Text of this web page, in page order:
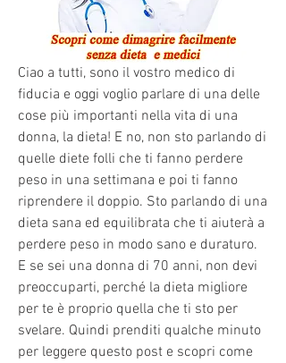
Ciao a tutti, sono il vostro medico di
fiducia e oggi voglio parlare di una delle
cose più importanti nella vita di una
donna, la dieta! E no, non sto parlando di
quelle diete folli che ti fanno perdere
peso in una settimana e poi ti fanno
riprendere il doppio. Sto parlando di una
dieta sana ed equilibrata che ti aiuterà a
perdere peso in modo sano e duraturo.
E se sei una donna di 70 anni, non devi
preoccuparti, perché la dieta migliore
per te è proprio quella che ti sto per
svelare. Quindi prenditi qualche minuto
per leggere questo post e scopri come